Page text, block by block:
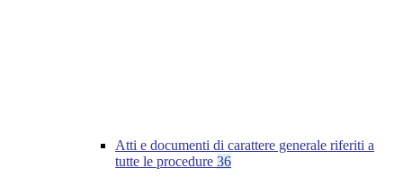
Atti e documenti di carattere generale riferiti a
tutte le procedure 36